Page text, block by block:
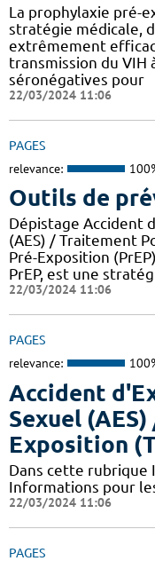
La prophylaxie pré-
stratégie médicale,
extrêmement
transmission du VIH
séronégatives pour
22/03/2024 11:06
PAGES
relevance:
Outils de
Dépistage Accident
(AES) / Traitement
Pré-Exposition
PrEP, est une
22/03/2024 11:06
PAGES
relevance:
Accident
Sexuel
Exposition
Dans cette rubrique
Informations pour
22/03/2024 11:06
PAGES